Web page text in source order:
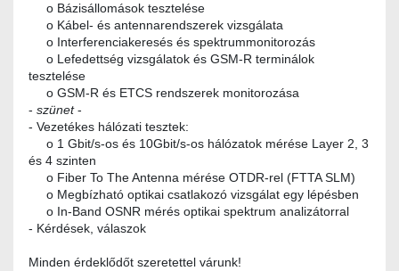
o Bázisállomások tesztelése
o Kábel- és antennarendszerek vizsgálata
o Interferenciakeresés és spektrummonitorozás
o Lefedettség vizsgálatok és GSM-R terminálok
tesztelése
o GSM-R és ETCS rendszerek monitorozása
- szünet-
- Vezetékes hálózati tesztek:
o 1 Gbit/s-os és 10Gbit/s-os hálózatok mérése Layer 2, 3
és 4 szinten
o Fiber To The Antenna mérése OTDR-rel (FTTA SLM)
o Megbízható optikai csatlakozó vizsgálat egy lépésben
o In-Band OSNR mérés optikai spektrum analizátorral
- Kérdések, válaszok
Minden érdeklődőt szeretettel várunk!